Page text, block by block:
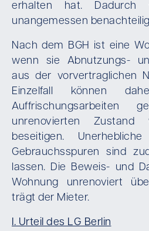
erhalten hat. Dadurch
unangemessen
Nach dem BGH ist eine
wenn sie Abnutzungs-
aus der vorvertraglichen
Einzelfall können
Auffrischungsarbeiten
unrenovierten
beseitigen.
Gebrauchsspuren sind
lassen. Die Beweis- und
Wohnung unrenoviert
trägt der Mieter.
I. Urteil des LG Berlin